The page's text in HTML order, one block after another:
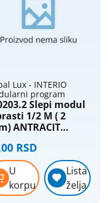
Lux - INTERIO
program
Slepi modul
1/2 M ( 2
ANTRACIT
RSD
U
korpu
Lista
želja